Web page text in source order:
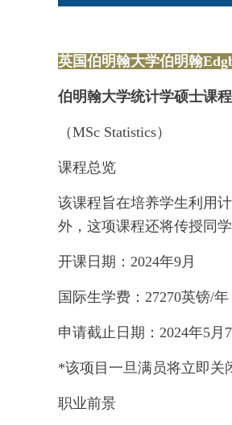
英国伯明翰大学伯明翰
伯明翰大学统计学硕士课程
（MSc Statistics）
课程总览
该课程旨在培养学生利用
外，这项课程还将传授同
开课日期：2024年9月
国际生学费：27270英镑/年
申请截止日期：2024年5月
*该项目一旦满员将立即关
职业前景